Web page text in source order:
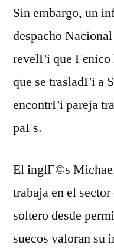
Sin embargo, un
despacho
revelГі que
que se trasladГі a
encontrГі pareja
paГ­s.
El inglГ©s
trabaja en el
soltero desde
suecos valoran su